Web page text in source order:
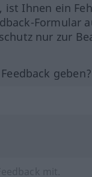
ist Ihnen ein
Formular
nur zur